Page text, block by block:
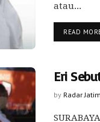
atau...
READ
Eri
by Radar Jatim